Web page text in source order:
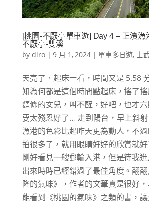
[桃園-不厭亭單車遊] Day 4 – 正濱漁
不厭亭-雙溪
by diro| 9 月 1, 2024| 單車多日遊, 士
天亮了，起床一看，時間又是 5:58
知為何都是這個時間點起床，搖了
麵條的女兒，叫不醒，好吧，也才
要太殘忍好了… 走到陽台，早上斜
漁港的色彩比起昨天更為動人，不
拍很多了，就用眼睛好好的欣賞就
剛好看見一艘郵輪入港，但是待我
出來時時已經錯過了最佳角度。翻
隆的氣味》，作者的文筆真是很好
能看到《桃園的氣味》之類的書，